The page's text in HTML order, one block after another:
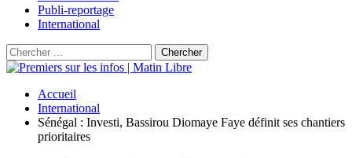
Publi-reportage
International
Accueil
International
Sénégal : Investi, Bassirou Diomaye Faye définit ses chantiers
prioritaires